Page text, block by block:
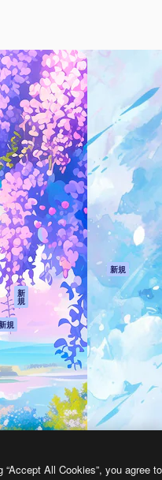
ル
ル
ル
ン
新
規
規
ツ
はじめに
Academy
ドキュメント
サポート
利用規約
プライバシーポリ
シー
オリジナル 新規
クッキーポリシー
トラストセンター
アフィリエイト
法人向け
ます
“Accept All Cookies”, you agree